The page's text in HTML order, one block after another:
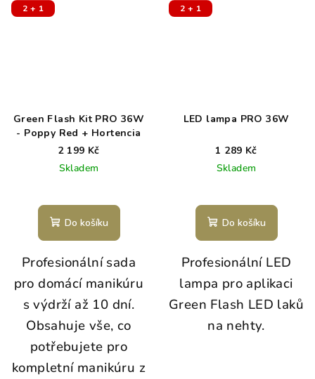
2 + 1
Green Flash Kit PRO 36W
- Poppy Red + Hortencia
2 199 Kč
Skladem
Do košíku
Profesionální sada
pro domácí manikúru
s výdrží až 10 dní.
Obsahuje vše, co
potřebujete pro
kompletní manikúru z
2 + 1
LED lampa PRO 36W
1 289 Kč
Skladem
Do košíku
Profesionální LED
lampa pro aplikaci
Green Flash LED laků
na nehty.